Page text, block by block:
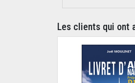
Les clients qui ont